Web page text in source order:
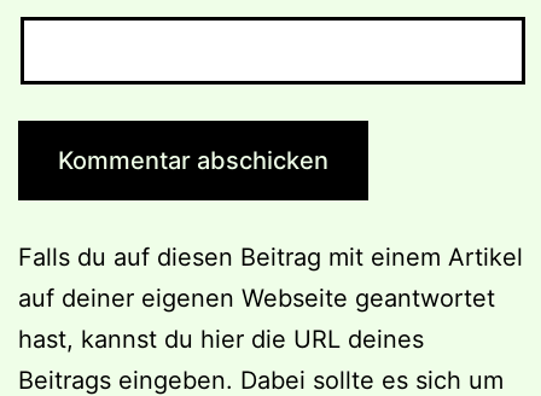
Falls du auf diesen Beitrag mit einem Artikel
auf deiner eigenen Webseite geantwortet
hast, kannst du hier die URL deines
Beitrags eingeben. Dabei sollte es sich um